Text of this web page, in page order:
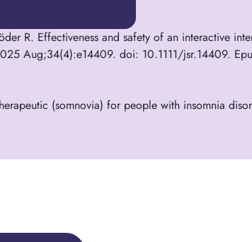
R. Effectiveness and safety of an interactive
Aug;34(4):e14409. doi: 10.1111/jsr.14409.
(somnovia) for people with insomnia